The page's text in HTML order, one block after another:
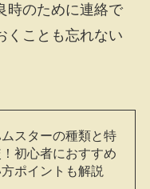
時のために連絡で
くことも忘れない
スターの種類と特
初心者におすすめ
ポイントも解説